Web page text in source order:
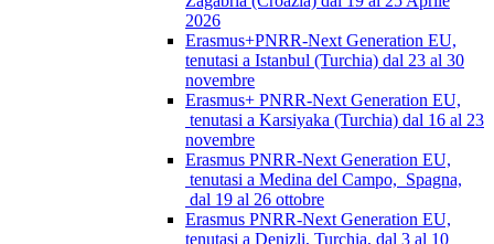
2026
Erasmus+PNRR-Next Generation EU,
tenutasi a Istanbul (Turchia) dal 23 al 30
novembre
Erasmus+ PNRR-Next Generation EU,
tenutasi a Karsiyaka (Turchia) dal 16 al 23
novembre
Erasmus PNRR-Next Generation EU,
tenutasi a Medina del Campo, Spagna,
dal 19 al 26 ottobre
Erasmus PNRR-Next Generation EU,
tenutasi a Denizli, Turchia, dal 3 al 10